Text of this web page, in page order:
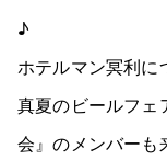
♪
ホテルマン冥利に
真夏のビールフェ
会』のメンバー